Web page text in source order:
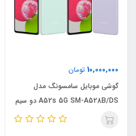
10,000,000 تومان
گوشی موبایل سامسونگ مدل
A52s 5G SM-A528B/DS دو سیم
کارت ظرفیت 128 گیگابایت و رم 8